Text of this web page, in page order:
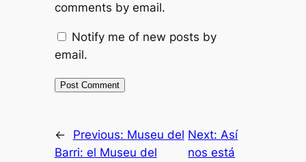
comments by email.
Notify me of new posts by
email.
← Previous: Museu del
Barri: el Museu del
Next: Así
nos está